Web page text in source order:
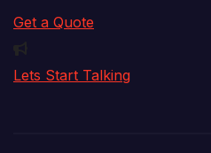
Get a Quote
Lets Start Talking